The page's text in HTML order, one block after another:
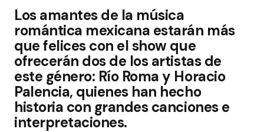
Los amantes de la música
romántica mexicana estarán más
que felices con el show que
ofrecerán dos de los artistas de
este género: Río Roma y Horacio
Palencia, quienes han hecho
historia con grandes canciones e
interpretaciones.